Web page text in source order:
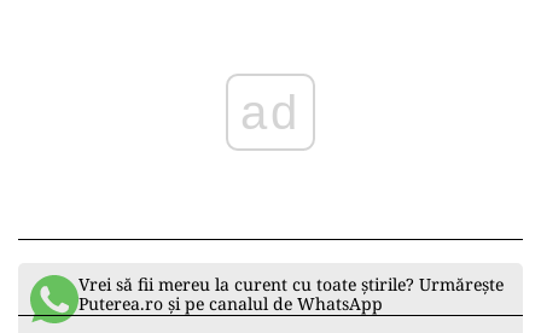
ad
Vrei să fii mereu la curent cu toate știrile? Urmărește
Puterea.ro și pe canalul de WhatsApp